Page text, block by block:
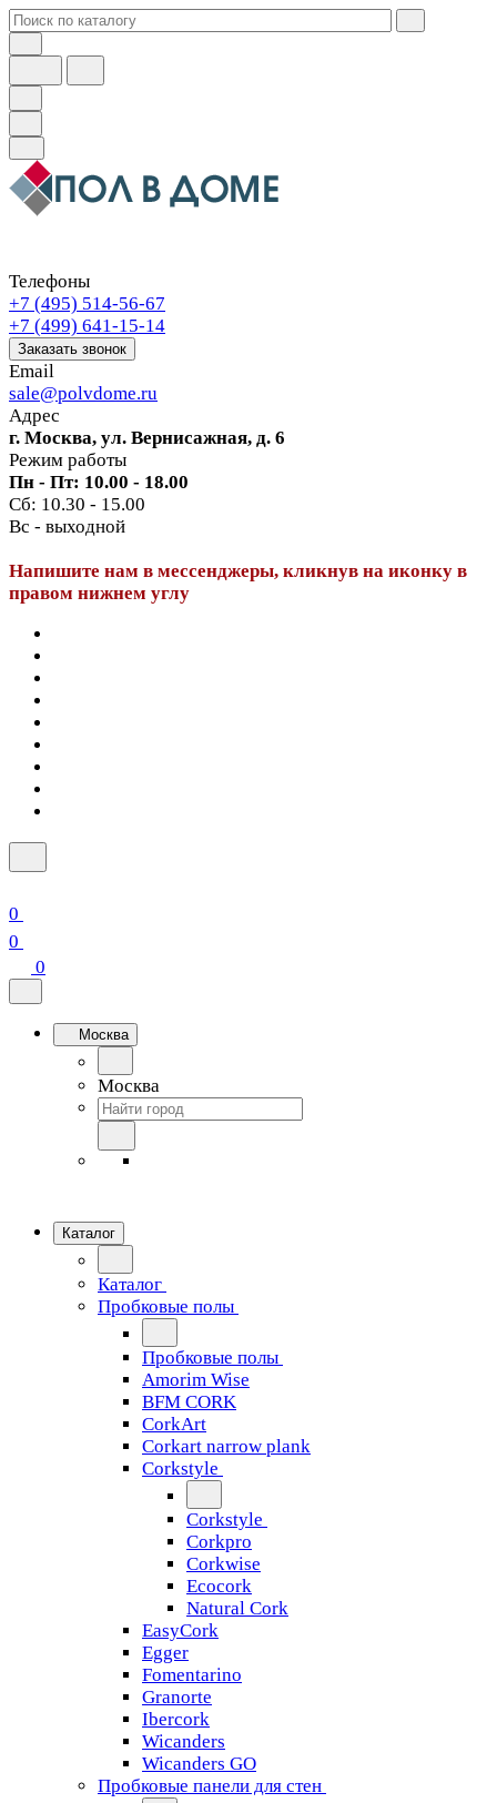
Телефоны
+7 (495) 514-56-67
+7 (499) 641-15-14
Заказать звонок
Email
sale@polvdome.ru
Адрес
г. Москва, ул. Вернисажная, д. 6
Режим работы
Пн - Пт: 10.00 - 18.00
Сб: 10.30 - 15.00
Вс - выходной
Напишите нам в мессенджеры, кликнув на иконку в
правом нижнем углу
0
0
0
Москва
Москва
Каталог
Каталог
Пробковые полы
Пробковые полы
Amorim Wise
BFM CORK
CorkArt
Corkart narrow plank
Corkstyle
Corkstyle
Corkpro
Corkwise
Ecocork
Natural Cork
EasyCork
Egger
Fomentarino
Granorte
Ibercork
Wicanders
Wicanders GO
Пробковые панели для стен